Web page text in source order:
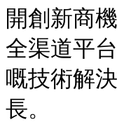
開創新商
全渠道平
嘅技術解
長。